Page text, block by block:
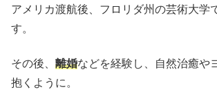
アメリカ渡航後、フロリダ州の芸術大学
す。
その後、 離婚などを経験し、自然治癒や
抱くように。